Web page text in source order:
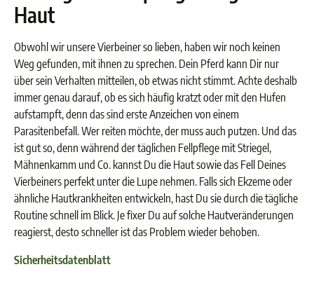
Haut
Obwohl wir unsere Vierbeiner so lieben, haben wir noch keinen
Weg gefunden, mit ihnen zu sprechen. Dein Pferd kann Dir nur
über sein Verhalten mitteilen, ob etwas nicht stimmt. Achte deshalb
immer genau darauf, ob es sich häufig kratzt oder mit den Hufen
aufstampft, denn das sind erste Anzeichen von einem
Parasitenbefall. Wer reiten möchte, der muss auch putzen. Und das
ist gut so, denn während der täglichen Fellpflege mit Striegel,
Mähnenkamm und Co. kannst Du die Haut sowie das Fell Deines
Vierbeiners perfekt unter die Lupe nehmen. Falls sich Ekzeme oder
ähnliche Hautkrankheiten entwickeln, hast Du sie durch die tägliche
Routine schnell im Blick. Je fixer Du auf solche Hautveränderungen
reagierst, desto schneller ist das Problem wieder behoben.
Sicherheitsdatenblatt